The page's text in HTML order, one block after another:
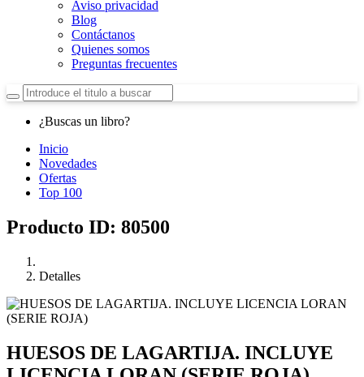
Aviso privacidad
Blog
Contáctanos
Quienes somos
Preguntas frecuentes
¿Buscas un libro?
Inicio
Novedades
Ofertas
Top 100
Producto ID: 80500
Detalles
HUESOS DE LAGARTIJA. INCLUYE